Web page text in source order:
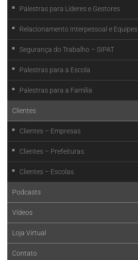
Palestras para Líderes e Gestores
Relacionamento Interpessoal e Equipes
Segurança do Trabalho – SIPAT
Palestras para a Escola
Palestras para a Família
Clientes
Clientes – Empresas
Clientes – Prefeituras
Clientes – Escolas
Podcasts
Vídeos
Loja Virtual
Contato